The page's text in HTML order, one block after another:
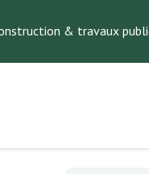
& travaux